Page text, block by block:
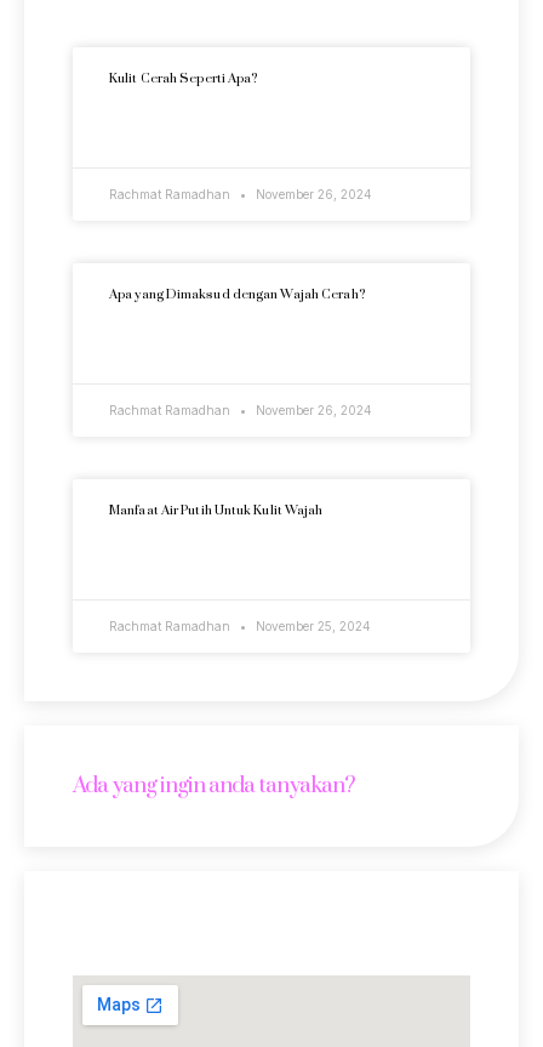
Kulit Cerah Seperti Apa?
Rachmat Ramadhan November 26, 2024
Apa yang Dimaksud dengan Wajah Cerah?
Rachmat Ramadhan November 26, 2024
Manfaat Air Putih Untuk Kulit Wajah
Rachmat Ramadhan November 25, 2024
Ada yang ingin anda tanyakan?